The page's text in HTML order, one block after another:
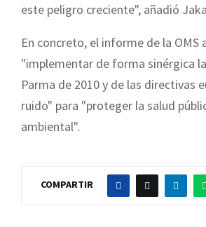
este peligro creciente", añadió
En concreto, el informe de la OMS
"implementar de forma sinérgica
Parma de 2010 y de las directivas
ruido" para "proteger la salud
ambiental".
COMPARTIR